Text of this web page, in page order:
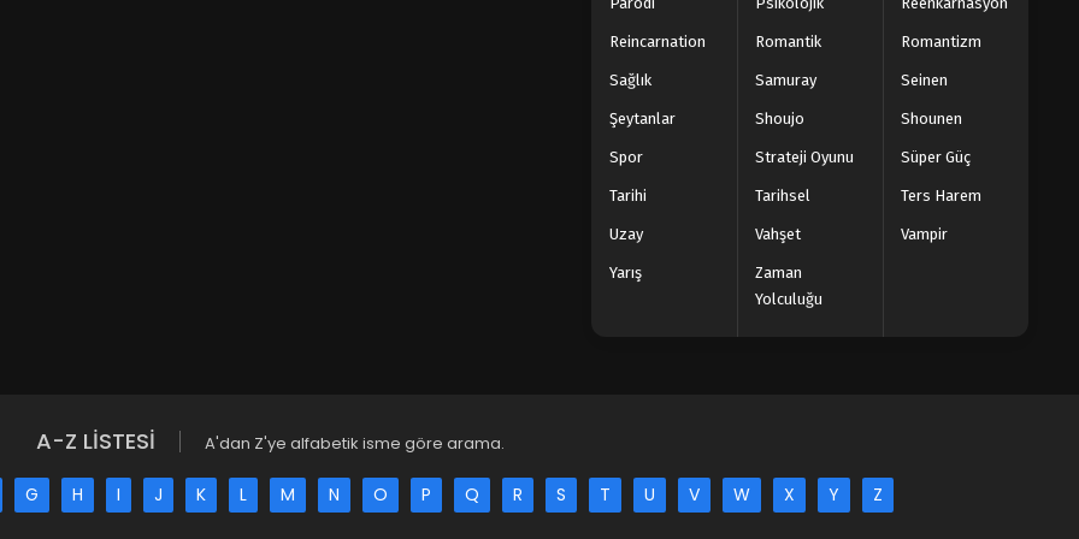
Reincarnation Romantik Romantizm
Sağlık Samuray Seinen
Şeytanlar Shoujo Shounen
Spor Strateji Oyunu Süper Güç
Tarihi Tarihsel Ters Harem
Uzay Vahşet Vampir
Yarış
Zaman
Yolculuğu
A-Z LİSTESİ A'dan Z'ye alfabetik isme göre arama.
G H I J K L M N O P Q R S T U V W X Y Z